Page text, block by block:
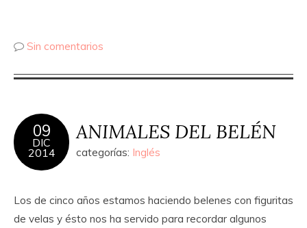
Sin comentarios
09
DIC
2014
ANIMALES DEL BELÉN
categorías: Inglés
Los de cinco años estamos haciendo belenes con figuritas
de velas y ésto nos ha servido para recordar algunos